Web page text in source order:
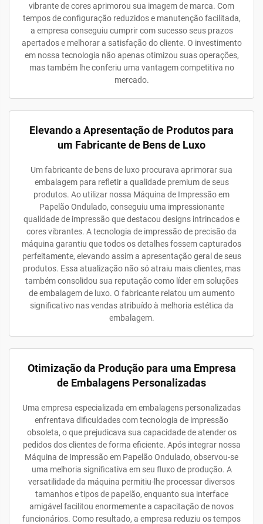
vibrante de cores aprimorou sua imagem de marca. Com
tempos de configuração reduzidos e manutenção facilitada,
a empresa conseguiu cumprir com sucesso seus prazos
apertados e melhorar a satisfação do cliente. O investimento
em nossa tecnologia não apenas otimizou suas operações,
mas também lhe conferiu uma vantagem competitiva no
mercado.
Elevando a Apresentação de Produtos para
um Fabricante de Bens de Luxo
Um fabricante de bens de luxo procurava aprimorar sua
embalagem para refletir a qualidade premium de seus
produtos. Ao utilizar nossa Máquina de Impressão em
Papelão Ondulado, conseguiu uma impressionante
qualidade de impressão que destacou designs intrincados e
cores vibrantes. A tecnologia de impressão de precisão da
máquina garantiu que todos os detalhes fossem capturados
perfeitamente, elevando assim a apresentação geral de seus
produtos. Essa atualização não só atraiu mais clientes, mas
também consolidou sua reputação como líder em soluções
de embalagem de luxo. O fabricante relatou um aumento
significativo nas vendas atribuído à melhoria estética da
embalagem.
Otimização da Produção para uma Empresa
de Embalagens Personalizadas
Uma empresa especializada em embalagens personalizadas
enfrentava dificuldades com tecnologia de impressão
obsoleta, o que prejudicava sua capacidade de atender os
pedidos dos clientes de forma eficiente. Após integrar nossa
Máquina de Impressão em Papelão Ondulado, observou-se
uma melhoria significativa em seu fluxo de produção. A
versatilidade da máquina permitiu-lhe processar diversos
tamanhos e tipos de papelão, enquanto sua interface
amigável facilitou enormemente a capacitação de novos
funcionários. Como resultado, a empresa reduziu os tempos